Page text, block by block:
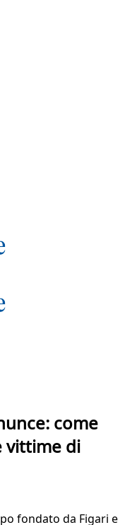
come
vittime di
fondato da Figari e